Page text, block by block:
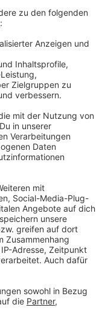
klare
hohe
schrecken nach
und
ab. Die
weiter stabilen
im Bau- und
in
Thema:
über die Feier